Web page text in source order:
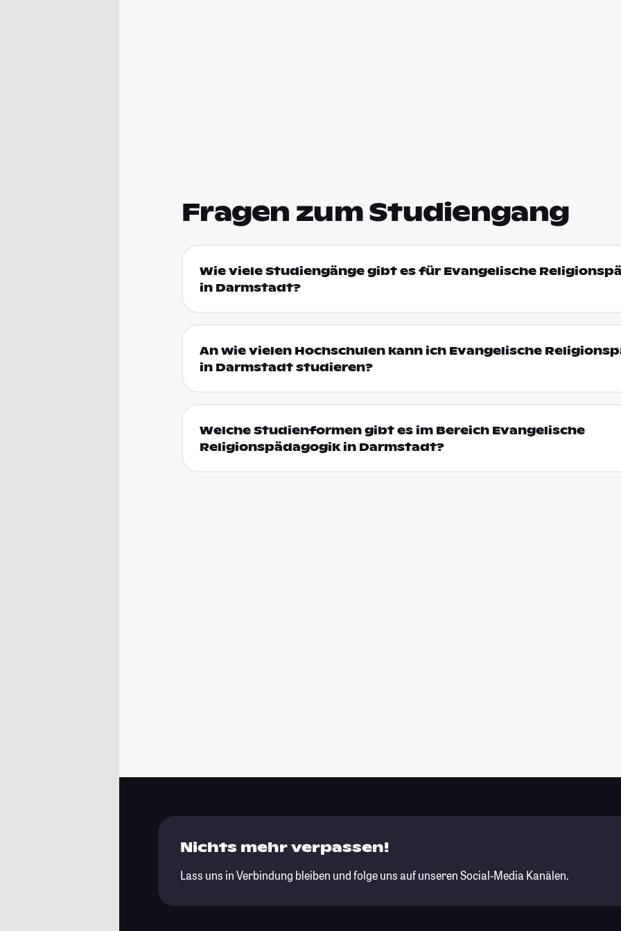
Fragen zum Studiengang
Wie viele Studiengänge gibt es für Evangelische
in Darmstadt?
An wie vielen Hochschulen kann ich Evangelische
in Darmstadt studieren?
Welche Studienformen gibt es im Bereich Evangelische
Religionspädagogik in Darmstadt?
Nichts mehr verpassen!
Lass uns in Verbindung bleiben und folge uns auf unseren Social-Media Kanälen.